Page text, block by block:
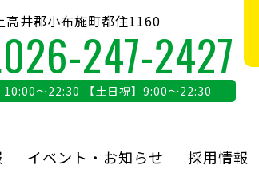
高井郡小布施町都住1160
026-247-2427
10:00～22:30 【土日祝】9:00～22:30
イベント・お知らせ 採用情報